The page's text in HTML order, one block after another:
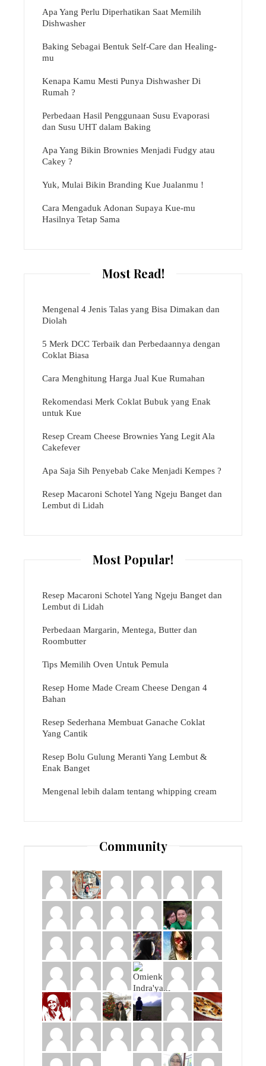
Apa Yang Perlu Diperhatikan Saat Memilih
Dishwasher
Baking Sebagai Bentuk Self-Care dan Healing-
mu
Kenapa Kamu Mesti Punya Dishwasher Di
Rumah ?
Perbedaan Hasil Penggunaan Susu Evaporasi
dan Susu UHT dalam Baking
Apa Yang Bikin Brownies Menjadi Fudgy atau
Cakey ?
Yuk, Mulai Bikin Branding Kue Jualanmu !
Cara Mengaduk Adonan Supaya Kue-mu
Hasilnya Tetap Sama
Most Read!
Mengenal 4 Jenis Talas yang Bisa Dimakan dan
Diolah
5 Merk DCC Terbaik dan Perbedaannya dengan
Coklat Biasa
Cara Menghitung Harga Jual Kue Rumahan
Rekomendasi Merk Coklat Bubuk yang Enak
untuk Kue
Resep Cream Cheese Brownies Yang Legit Ala
Cakefever
Apa Saja Sih Penyebab Cake Menjadi Kempes ?
Resep Macaroni Schotel Yang Ngeju Banget dan
Lembut di Lidah
Most Popular!
Resep Macaroni Schotel Yang Ngeju Banget dan
Lembut di Lidah
Perbedaan Margarin, Mentega, Butter dan
Roombutter
Tips Memilih Oven Untuk Pemula
Resep Home Made Cream Cheese Dengan 4
Bahan
Resep Sederhana Membuat Ganache Coklat
Yang Cantik
Resep Bolu Gulung Meranti Yang Lembut &
Enak Banget
Mengenal lebih dalam tentang whipping cream
Community